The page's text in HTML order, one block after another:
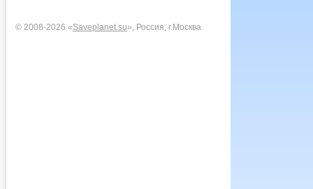
© 2008-2026 «Saveplanet.su», Россия, г.Москва